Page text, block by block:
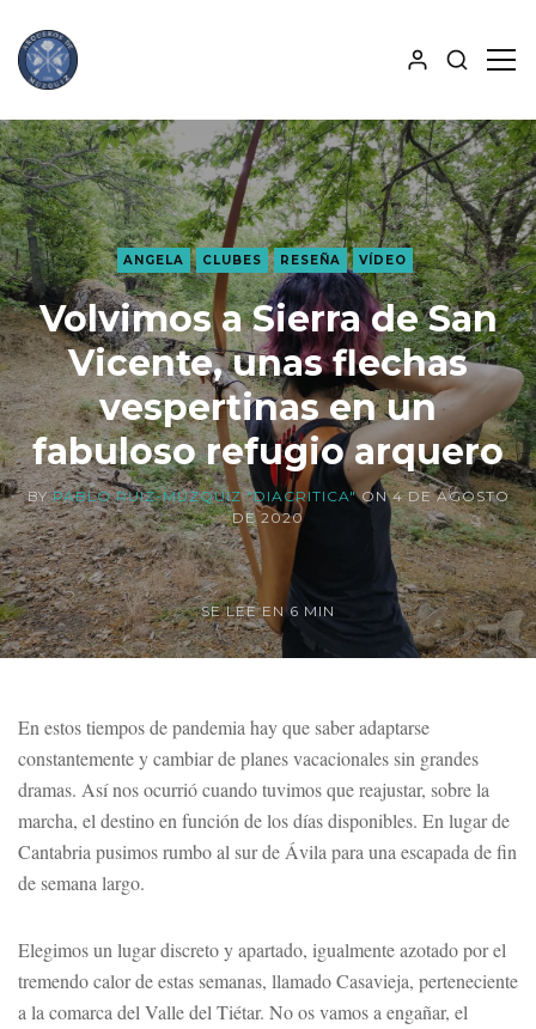
ANGELA CLUBES RESEÑA VÍDEO
Volvimos a Sierra de San
Vicente, unas flechas
vespertinas en un
fabuloso refugio arquero
BYPABLO RUIZ-MÚZQUIZ "DIACRITICA"ON4 DE AGOSTO
DE 2020
SE LEE EN 6 MIN
En estos tiempos de pandemia hay que saber adaptarse
constantemente y cambiar de planes vacacionales sin grandes
dramas. Así nos ocurrió cuando tuvimos que reajustar, sobre la
marcha, el destino en función de los días disponibles. En lugar de
Cantabria pusimos rumbo al sur de Ávila para una escapada de fin
de semana largo.
Elegimos un lugar discreto y apartado, igualmente azotado por el
tremendo calor de estas semanas, llamado Casavieja, perteneciente
a la comarca del Valle del Tiétar. No os vamos a engañar, el